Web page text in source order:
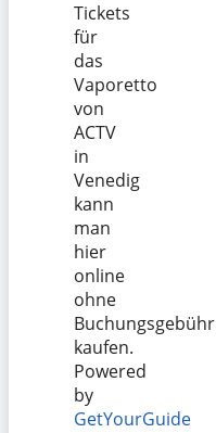
Tickets
für
das
Vaporetto
von
ACTV
in
Venedig
kann
man
hier
online
ohne
Buchungsgebühr
kaufen.
Powered
by
GetYourGuide